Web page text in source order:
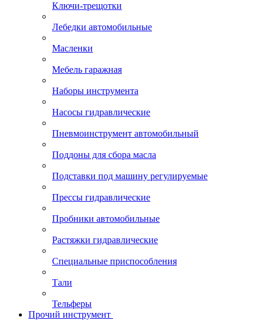
Ключи-трещотки
Лебедки автомобильные
Масленки
Мебель гаражная
Наборы инструмента
Насосы гидравлические
Пневмоинструмент автомобильный
Поддоны для сбора масла
Подставки под машину регулируемые
Прессы гидравлические
Пробники автомобильные
Растяжки гидравлические
Специальные приспособления
Тали
Тельферы
Прочий инструмент